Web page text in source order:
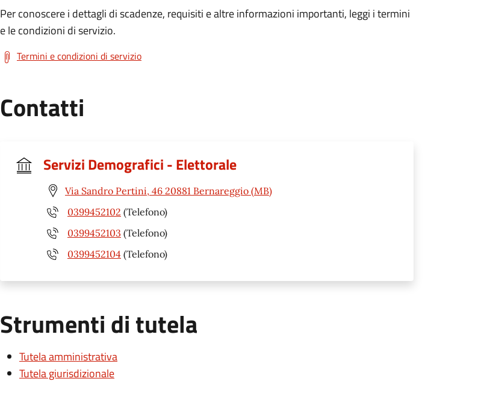
Per conoscere i dettagli di scadenze, requisiti e altre informazioni importanti, leggi i termini
e le condizioni di servizio.
Termini e condizioni di servizio
Contatti
Servizi Demografici - Elettorale
Via Sandro Pertini, 46 20881 Bernareggio (MB)
0399452102 (Telefono)
0399452103 (Telefono)
0399452104 (Telefono)
Strumenti di tutela
Tutela amministrativa
Tutela giurisdizionale